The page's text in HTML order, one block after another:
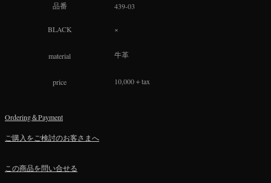
品番 439-03
BLACK ×
material 牛革
price 10,000＋tax
Ordering＆Payment
ご購入をご検討のお客さまへ
この商品を問い合せる